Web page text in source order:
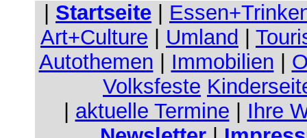
Startseite
Art+Culture
Umland
Autothemen
Immobilien
Volksfeste
aktuelle Termine
Ihre